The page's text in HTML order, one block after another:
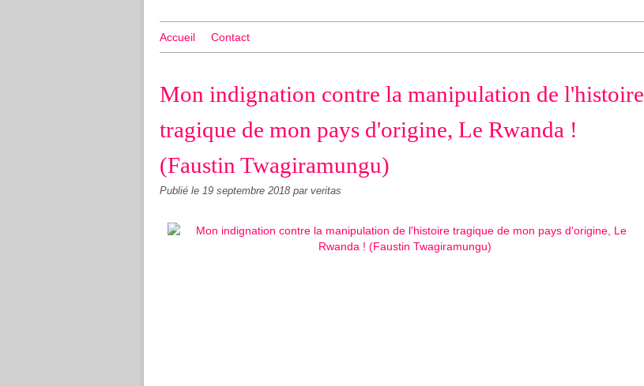
Accueil Contact
Mon indignation contre la manipulation de l'histoire
tragique de mon pays d'origine, Le Rwanda !
(Faustin Twagiramungu)
Publié le 19 septembre 2018 par veritas